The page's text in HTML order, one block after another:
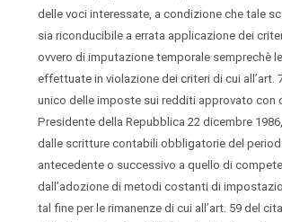
delle voci interessate, a condizione che tale
sia riconducibile a errata applicazione dei
ovvero di imputazione temporale semprechè
effettuate in violazione dei criteri di cui all’art.
unico delle imposte sui redditi approvato con
Presidente della Repubblica 22 dicembre
dalle scritture contabili obbligatorie del
antecedente o successivo a quello di
dall’adozione di metodi costanti di
tal fine per le rimanenze di cui all’art. 59 del